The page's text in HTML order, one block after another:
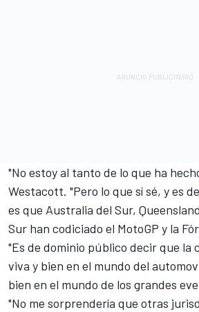
"No estoy al tanto de lo que ha
Westacott. "Pero lo que sí sé, y es
es que Australia del Sur,
Sur han codiciado el MotoGP y la
"Es de dominio público decir que la
viva y bien en el mundo del
bien en el mundo de los grandes
"No me sorprendería que otras